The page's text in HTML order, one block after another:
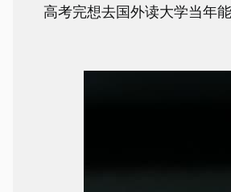
高考完想去国外读大学当年